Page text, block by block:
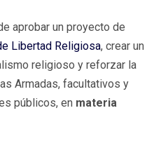
aprobar un proyecto de
Libertad Religiosa, crear un
religioso y reforzar la
Armadas, facultativos y
públicos, en materia